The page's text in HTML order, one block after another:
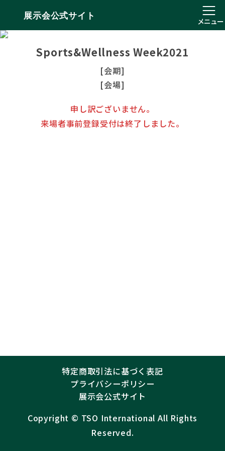
展示会公式サイト
メニュー
Sports&Wellness Week2021
[会期]
[会場]
申し訳ございません。
来場者事前登録受付は終了しました。
特定商取引法に基づく表記
プライバシーポリシー
展示会公式サイト
Copyright ©︎ TSO International All Rights
Reserved.